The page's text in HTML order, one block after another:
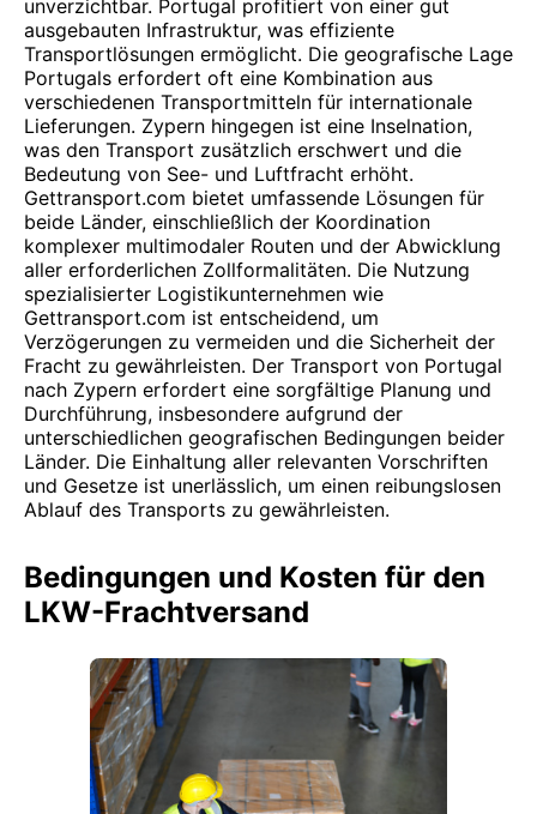
unverzichtbar. Portugal profitiert von einer gut
ausgebauten Infrastruktur, was effiziente
Transportlösungen ermöglicht. Die geografische Lage
Portugals erfordert oft eine Kombination aus
verschiedenen Transportmitteln für internationale
Lieferungen. Zypern hingegen ist eine Inselnation,
was den Transport zusätzlich erschwert und die
Bedeutung von See- und Luftfracht erhöht.
Gettransport.com bietet umfassende Lösungen für
beide Länder, einschließlich der Koordination
komplexer multimodaler Routen und der Abwicklung
aller erforderlichen Zollformalitäten. Die Nutzung
spezialisierter Logistikunternehmen wie
Gettransport.com ist entscheidend, um
Verzögerungen zu vermeiden und die Sicherheit der
Fracht zu gewährleisten. Der Transport von Portugal
nach Zypern erfordert eine sorgfältige Planung und
Durchführung, insbesondere aufgrund der
unterschiedlichen geografischen Bedingungen beider
Länder. Die Einhaltung aller relevanten Vorschriften
und Gesetze ist unerlässlich, um einen reibungslosen
Ablauf des Transports zu gewährleisten.
Bedingungen und Kosten für den
LKW-Frachtversand